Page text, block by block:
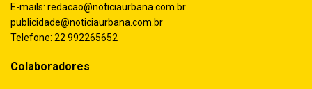
E-mails: redacao@noticiaurbana.com.br
publicidade@noticiaurbana.com.br
Telefone: 22 992265652
Colaboradores